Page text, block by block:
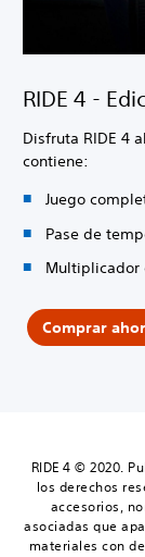
RIDE 4 -
Disfruta RIDE 4
contiene:
Juego
Pase de
Multiplicador
Comprar
RIDE 4 © 2020.
los derechos
accesorios,
asociadas que
materiales con